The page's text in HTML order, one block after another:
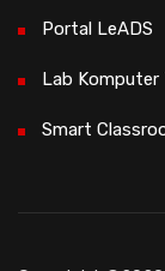
Portal LeADS
Lab Komputer
Smart